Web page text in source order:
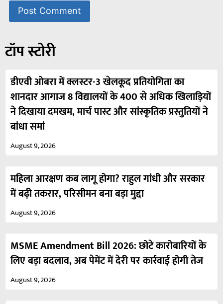
टॉप स्टोरी
डीएवी ओबरा में क्लस्टर-3 खेलकूद प्रतियोगिता का
शानदार आगाज 8 विद्यालयों के 400 से अधिक खिलाड़ियों
ने दिखाया दमखम, मार्च पास्ट और सांस्कृतिक प्रस्तुतियों ने
बांधा समां
August 9, 2026
महिला आरक्षण कब लागू होगा? राहुल गांधी और सरकार
में बढ़ी तकरार, परिसीमन बना बड़ा मुद्दा
August 9, 2026
MSME Amendment Bill 2026: छोटे कारोबारियों के
लिए बड़ा बदलाव, अब पेमेंट में देरी पर कार्रवाई होगी तेज
August 9, 2026